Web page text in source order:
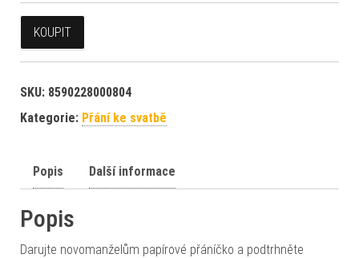
KOUPIT
SKU: 8590228000804
Kategorie: Přání ke svatbě
Popis Další informace
Popis
Darujte novomanželům papírové přáníčko a podtrhněte